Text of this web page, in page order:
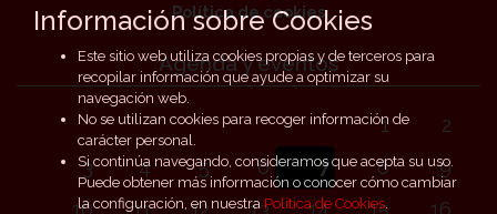
Política de cookies
Agenda y eventos
1
2
3
4 5 6 7 8
9
Información sobre Cookies
Este sitio web utiliza cookies propias y de terceros para
recopilar información que ayude a optimizar su
navegación web.
No se utilizan cookies para recoger información de
carácter personal.
Si continúa navegando, consideramos que acepta su uso.
Puede obtener más información o conocer cómo cambiar
la configuración, en nuestraPolítica de Cookies.